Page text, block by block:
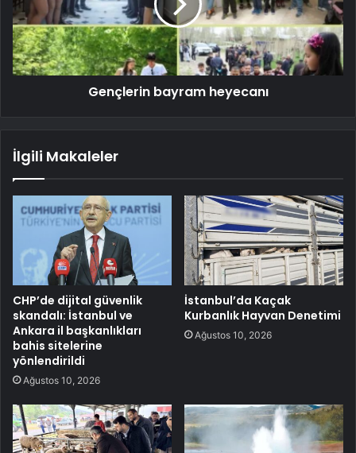
Gençlerin bayram heyecanı
İlgili Makaleler
CHP’de dijital güvenlik
skandalı: İstanbul ve
Ankara il başkanlıkları
bahis sitelerine
yönlendirildi
Ağustos 10, 2026
İstanbul’da Kaçak
Kurbanlık Hayvan Denetimi
Ağustos 10, 2026